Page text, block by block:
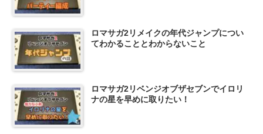
ロマサガ2リメイクの年代ジャンプについ
てわかることとわからないこと
ロマサガ2リベンジオブザセブンでイロリ
ナの星を早めに取りたい！